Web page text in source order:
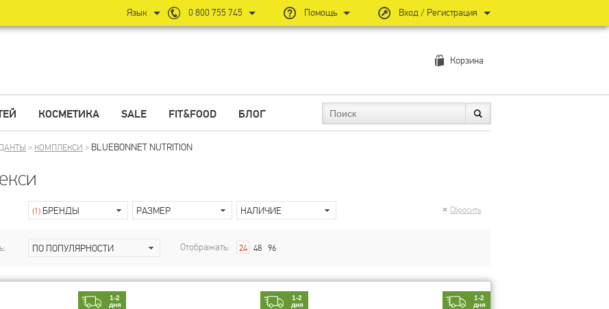
Корзина
КОСМЕТИКА SALE FIT&FOOD БЛОГ
> КОМПЛЕКСИ > BLUEBONNET NUTRITION
(1) БРЕНДЫ РАЗМЕР НАЛИЧИЕ Сбросить
ПО ПОПУЛЯРНОСТИ Отображать: 24 48 96
1-2
дня
1-2
дня
1-2
дня
Вход / Регистрация
Помощь
0 800 755 745
Язык